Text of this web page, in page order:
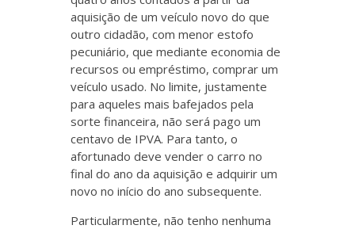
aquisição de um veículo novo do que
outro cidadão, com menor estofo
pecuniário, que mediante economia de
recursos ou empréstimo, comprar um
veículo usado. No limite, justamente
para aqueles mais bafejados pela
sorte financeira, não será pago um
centavo de IPVA. Para tanto, o
afortunado deve vender o carro no
final do ano da aquisição e adquirir um
novo no início do ano subsequente.
Particularmente, não tenho nenhuma